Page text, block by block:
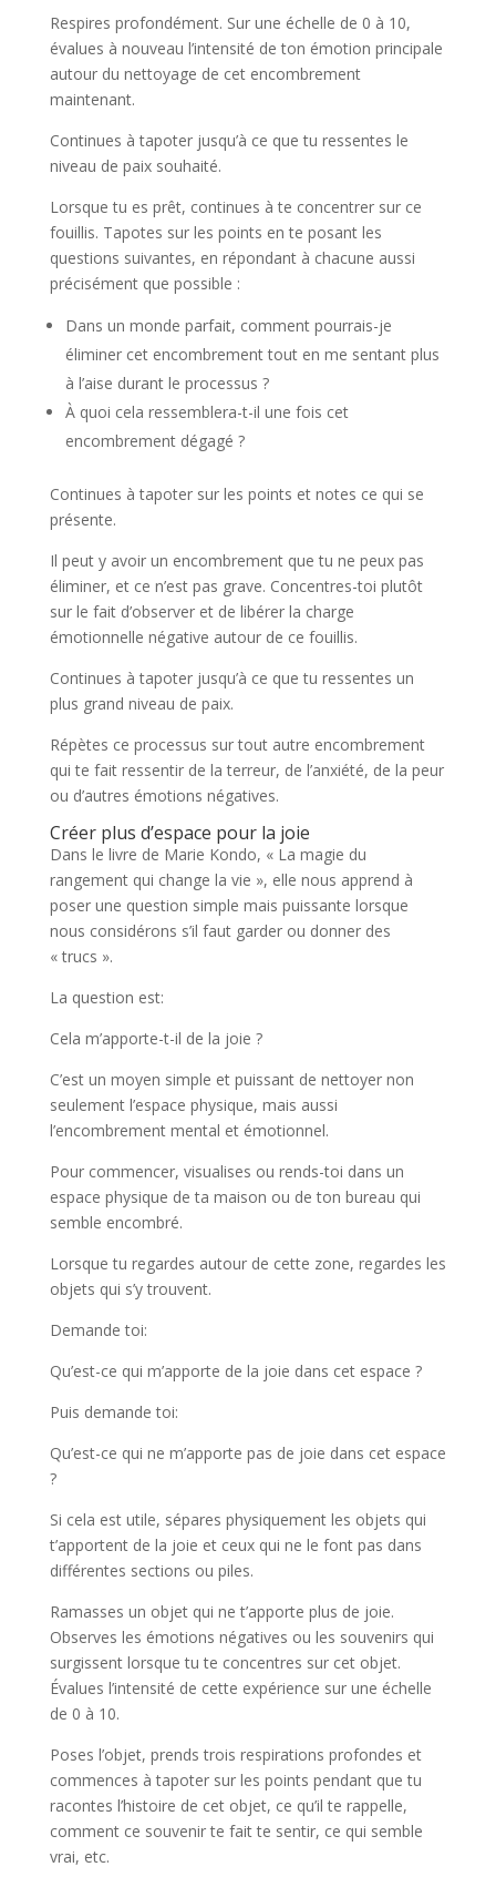
Respires profondément. Sur une échelle de 0 à 10,
évalues à nouveau l’intensité de ton émotion principale
autour du nettoyage de cet encombrement
maintenant.
Continues à tapoter jusqu’à ce que tu ressentes le
niveau de paix souhaité.
Lorsque tu es prêt, continues à te concentrer sur ce
fouillis. Tapotes sur les points en te posant les
questions suivantes, en répondant à chacune aussi
précisément que possible :
Dans un monde parfait, comment pourrais-je
éliminer cet encombrement tout en me sentant plus
à l’aise durant le processus ?
À quoi cela ressemblera-t-il une fois cet
encombrement dégagé ?
Continues à tapoter sur les points et notes ce qui se
présente.
Il peut y avoir un encombrement que tu ne peux pas
éliminer, et ce n’est pas grave. Concentres-toi plutôt
sur le fait d’observer et de libérer la charge
émotionnelle négative autour de ce fouillis.
Continues à tapoter jusqu’à ce que tu ressentes un
plus grand niveau de paix.
Répètes ce processus sur tout autre encombrement
qui te fait ressentir de la terreur, de l’anxiété, de la peur
ou d’autres émotions négatives.
Créer plus d’espace pour la joie
Dans le livre de Marie Kondo, « La magie du
rangement qui change la vie », elle nous apprend à
poser une question simple mais puissante lorsque
nous considérons s’il faut garder ou donner des
« trucs ».
La question est:
Cela m’apporte-t-il de la joie ?
C’est un moyen simple et puissant de nettoyer non
seulement l’espace physique, mais aussi
l’encombrement mental et émotionnel.
Pour commencer, visualises ou rends-toi dans un
espace physique de ta maison ou de ton bureau qui
semble encombré.
Lorsque tu regardes autour de cette zone, regardes les
objets qui s’y trouvent.
Demande toi:
Qu’est-ce qui m’apporte de la joie dans cet espace ?
Puis demande toi:
Qu’est-ce qui ne m’apporte pas de joie dans cet espace
?
Si cela est utile, sépares physiquement les objets qui
t’apportent de la joie et ceux qui ne le font pas dans
différentes sections ou piles.
Ramasses un objet qui ne t’apporte plus de joie.
Observes les émotions négatives ou les souvenirs qui
surgissent lorsque tu te concentres sur cet objet.
Évalues l’intensité de cette expérience sur une échelle
de 0 à 10.
Poses l’objet, prends trois respirations profondes et
commences à tapoter sur les points pendant que tu
racontes l’histoire de cet objet, ce qu’il te rappelle,
comment ce souvenir te fait te sentir, ce qui semble
vrai, etc.